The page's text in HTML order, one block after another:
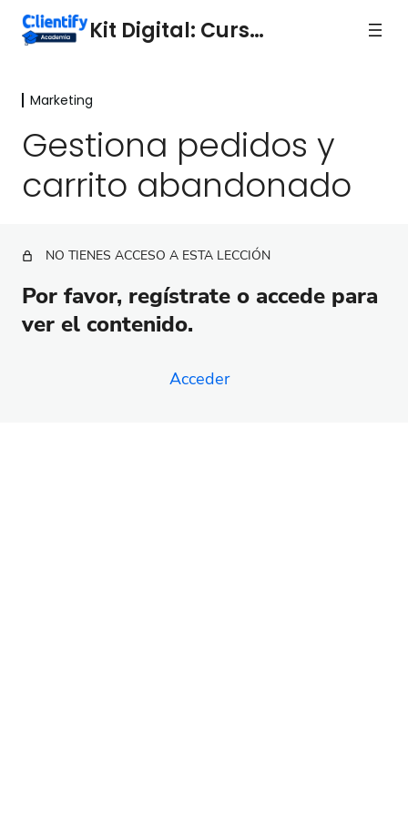
Kit Digital: Curso 7
Marketing
Marketing
Landing pages
Automatiza flujos de trabajo
Automatiza secuencias
Proyectos
Diseña tu chatbot para insertar en tu web
Marketing
Gestiona pedidos y
carrito abandonado
NO TIENES ACCESO A ESTA LECCIÓN
Por favor, regístrate o accede para
ver el contenido.
Acceder